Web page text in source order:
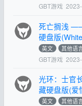
GBT游戏
死亡搁浅
硬盘版
英文
其他语
GBT游戏
光环：士官
藏硬盘版(爱
英文
其他语